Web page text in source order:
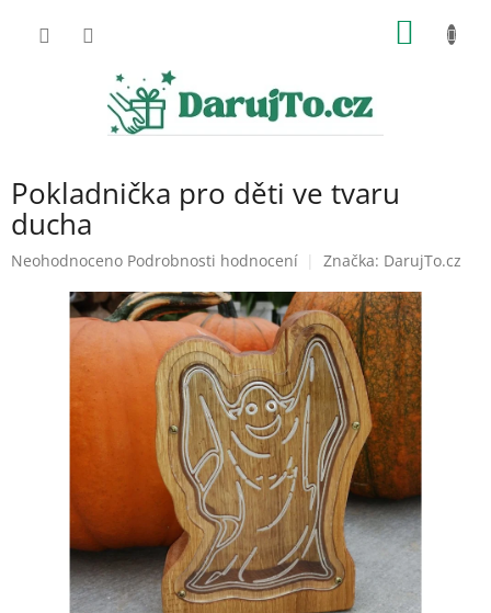
Pokladnička pro děti ve tvaru
ducha
Průměrné
produktu
hvězdiček.
Neohodnoceno Podrobnosti hodnocení Značka: DarujTo.cz